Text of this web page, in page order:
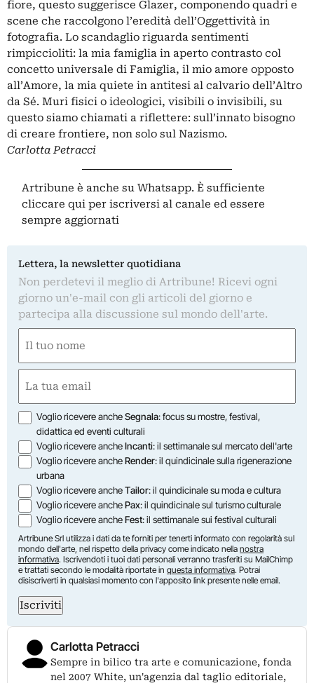
fiore, questo suggerisce Glazer, componendo quadri e
scene che raccolgono l’eredità dell’Oggettività in
fotografia. Lo scandaglio riguarda sentimenti
rimpiccioliti: la mia famiglia in aperto contrasto col
concetto universale di Famiglia, il mio amore opposto
all’Amore, la mia quiete in antitesi al calvario dell’Altro
da Sé. Muri fisici o ideologici, visibili o invisibili, su
questo siamo chiamati a riflettere: sull’innato bisogno
di creare frontiere, non solo sul Nazismo.
Carlotta Petracci
Artribune è anche su Whatsapp. È sufficiente
cliccare qui per iscriversi al canale ed essere
sempre aggiornati
Lettera, la newsletter quotidiana
Non perdetevi il meglio di Artribune! Ricevi ogni
giorno un'e-mail con gli articoli del giorno e
partecipa alla discussione sul mondo dell'arte.
(Required)
First
(Required)
Opzioni
Voglio ricevere ancheSegnala: focus su mostre, festival,
didattica ed eventi culturali
Voglio ricevere ancheIncanti: il settimanale sul mercato dell'arte
Voglio ricevere ancheRender: il quindicinale sulla rigenerazione
urbana
Voglio ricevere ancheTailor: il quindicinale su moda e cultura
Voglio ricevere anchePax: il quindicinale sul turismo culturale
Voglio ricevere ancheFest: il settimanale sui festival culturali
Artribune Srl utilizza i dati da te forniti per tenerti informato con regolarità sul
mondo dell'arte, nel rispetto della privacy come indicato nella nostra
informativa. Iscrivendoti i tuoi dati personali verranno trasferiti su MailChimp
e trattati secondo le modalità riportate in questa informativa. Potrai
disiscriverti in qualsiasi momento con l'apposito link presente nelle email.
Iscriviti
Carlotta Petracci
Sempre in bilico tra arte e comunicazione, fonda
nel 2007 White, un'agenzia dal taglio editoriale,